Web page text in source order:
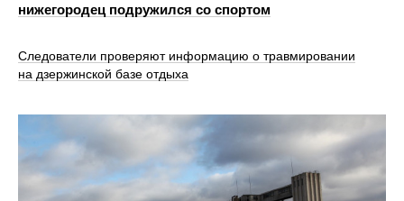
нижегородец подружился со спортом
Следователи проверяют информацию о травмировании
на дзержинской базе отдыха